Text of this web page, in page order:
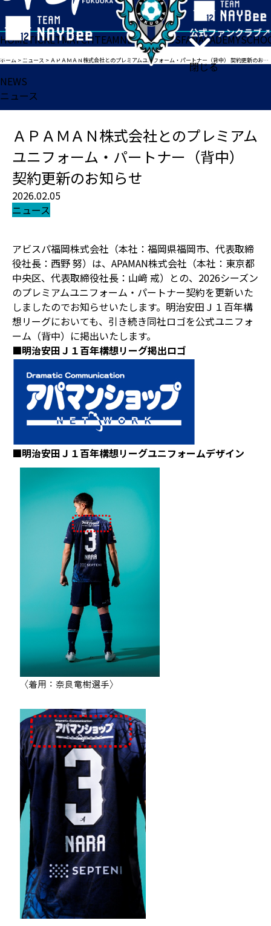
閉じる
HOMETICKETMATCHTEAMNEWSGOODSFANACADEMY
ホーム >ニュース > ＡＰＡＭＡＮ株式会社とのプレミアムユニフォーム・パートナー（背中） 契約更新のお知らせ
NEWS
ニュース
ＡＰＡＭＡＮ株式会社とのプレミアム
ユニフォーム・パートナー（背中）
契約更新のお知らせ
2026.02.05
ニュース
アビスパ福岡株式会社（本社：福岡県福岡市、代表取締
役社長：西野 努）は、APAMAN株式会社（本社：東京都
中央区、代表取締役社長：山﨑 戒）との、2026シーズン
のプレミアムユニフォーム・パートナー契約を更新いた
しましたのでお知らせいたします。明治安田Ｊ１百年構
想リーグにおいても、引き続き同社ロゴを公式ユニフォ
ーム（背中）に掲出いたします。
■明治安田Ｊ１百年構想リーグ掲出ロゴ
■明治安田Ｊ１百年構想リーグユニフォームデザイン